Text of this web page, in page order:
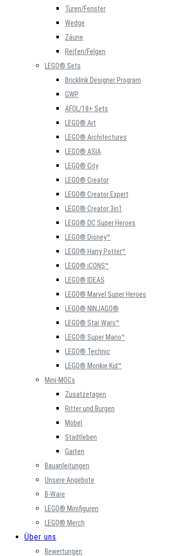
Türen/Fenster
Wedge
Zäune
Reifen/Felgen
LEGO® Sets
Bricklink Designer Program
GWP
AFOL/18+ Sets
LEGO® Art
LEGO® Architectures
LEGO® ASIA
LEGO® City
LEGO® Creator
LEGO® Creator Expert
LEGO® Creator 3in1
LEGO® DC Super Heroes
LEGO® Disney™
LEGO® Harry Potter™
LEGO® iCONS™
LEGO® IDEAS
LEGO® Marvel Super Heroes
LEGO® NINJAGO®
LEGO® Star Wars™
LEGO® Super Mario™
LEGO® Technic
LEGO® Monkie Kid™
Mini-MOCs
Zusatzetagen
Ritter und Burgen
Möbel
Stadtleben
Garten
Bauanleitungen
Unsere Angebote
B-Ware
LEGO® Minifiguren
LEGO® Merch
Über uns
Bewertungen